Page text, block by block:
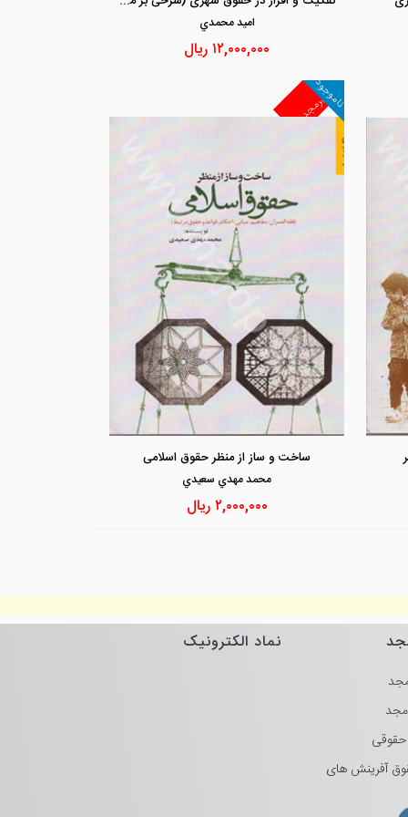
اميد محمدي
۱۲,۰۰۰,۰۰۰ ریال
مشاهده و خرید
غیرمجد
ناموجود
ساخت و ساز از منظر حقوق اسلامی
محمد مهدي سعيدي
۲,۰۰۰,۰۰۰ریال
آفرینش های
نماد الکترونیک